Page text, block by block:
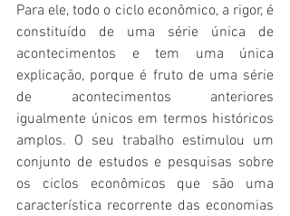
Para ele, todo o ciclo econômico, a rigor, é
constituído de uma série única de
acontecimentos e tem uma única
explicação, porque é fruto de uma série
de acontecimentos anteriores
igualmente únicos em termos históricos
amplos. O seu trabalho estimulou um
conjunto de estudos e pesquisas sobre
os ciclos econômicos que são uma
característica recorrente das economias